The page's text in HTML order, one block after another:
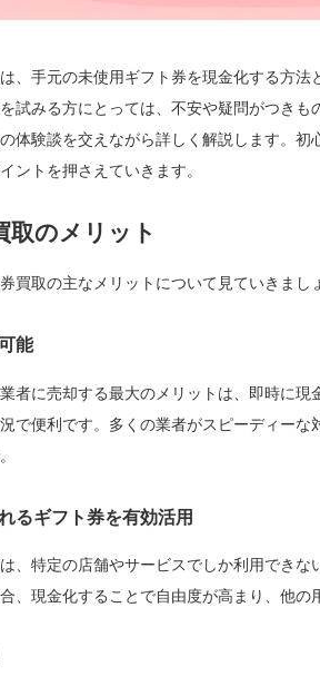
、手元の未使用ギフト券を現金化する方法
試みる方にとっては、不安や疑問がつき
体験談を交えながら詳しく解説します。
ントを押さえていきます。
取のメリット
買取の主なメリットについて見ていきまし
能
者に売却する最大のメリットは、即時に現
で便利です。多くの業者がスピーディー
るギフト券を有効活用
、特定の店舗やサービスでしか利用でき
、現金化することで自由度が高まり、他の